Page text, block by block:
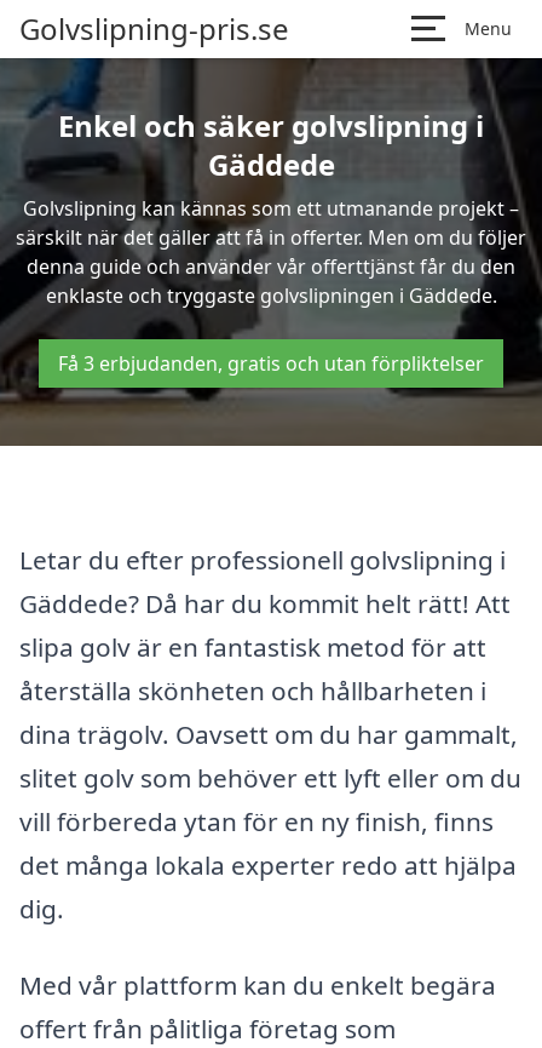
Golvslipning-pris.se Menu
Enkel och säker golvslipning i
Gäddede
Golvslipning kan kännas som ett utmanande projekt –
särskilt när det gäller att få in offerter. Men om du följer
denna guide och använder vår offerttjänst får du den
enklaste och tryggaste golvslipningen i Gäddede.
Få 3 erbjudanden, gratis och utan förpliktelser
Letar du efter professionell golvslipning i
Gäddede? Då har du kommit helt rätt! Att
slipa golv är en fantastisk metod för att
återställa skönheten och hållbarheten i
dina trägolv. Oavsett om du har gammalt,
slitet golv som behöver ett lyft eller om du
vill förbereda ytan för en ny finish, finns
det många lokala experter redo att hjälpa
dig.
Med vår plattform kan du enkelt begära
offert från pålitliga företag som